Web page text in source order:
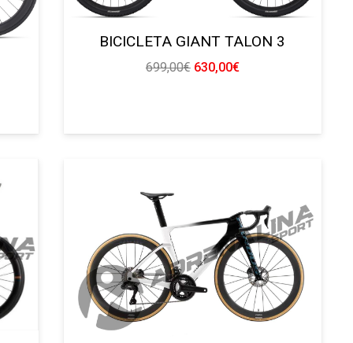
BICICLETA GIANT TALON 3
699,00€ El
era:
630,00€El
es: